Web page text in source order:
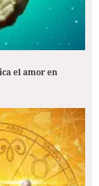
el amor en